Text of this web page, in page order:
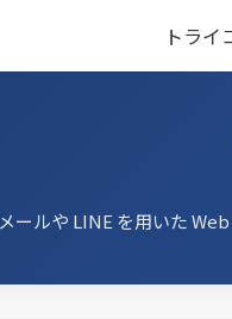
トライ
メールや LINE を用いた